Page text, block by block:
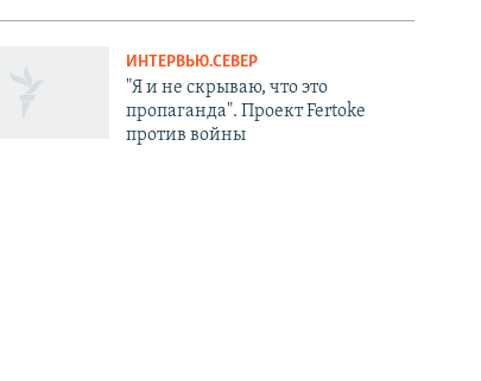
ИНТЕРВЬЮ.СЕВЕР
"Я и не скрываю, что это
пропаганда". Проект Fertoke
против войны